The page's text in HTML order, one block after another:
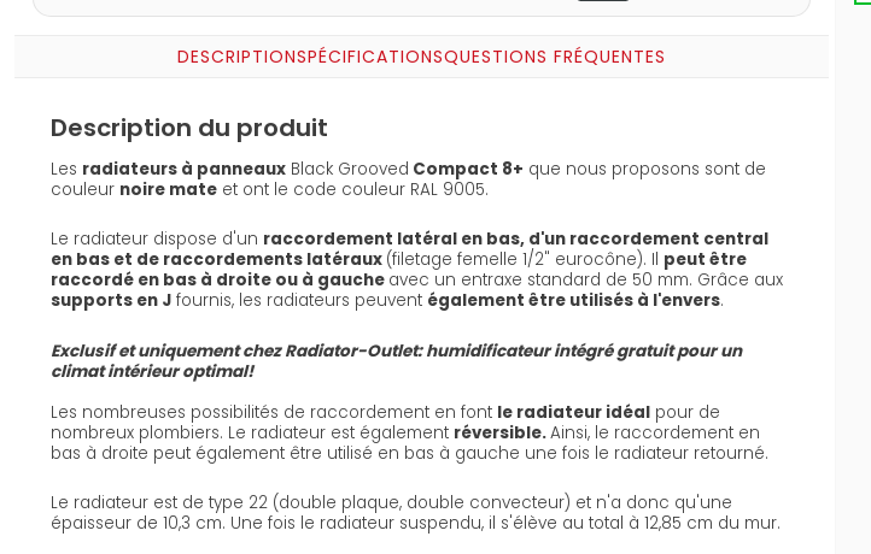
DESCRIPTIONSPÉCIFICATIONSQUESTIONS FRÉQUENTES
Description du produit
Les radiateurs à panneaux Black Grooved Compact 8+ que nous proposons sont de
couleur noire mate et ont le code couleur RAL 9005.
Le radiateur dispose d'un raccordement latéral en bas, d'un raccordement central
en bas et de raccordements latéraux (filetage femelle 1/2" eurocône). Il peut être
raccordé en bas à droite ou à gauche avec un entraxe standard de 50 mm. Grâce aux
supports en J fournis, les radiateurs peuvent également être utilisés à l'envers.
Exclusif et uniquement chez Radiator-Outlet: humidificateur intégré gratuit pour un
climat intérieur optimal!
Les nombreuses possibilités de raccordement en font le radiateur idéal pour de
nombreux plombiers. Le radiateur est également réversible.Ainsi, le raccordement en
bas à droite peut également être utilisé en bas à gauche une fois le radiateur retourné.
Le radiateur est de type 22 (double plaque, double convecteur) et n'a donc qu'une
épaisseur de 10,3 cm. Une fois le radiateur suspendu, il s'élève au total à 12,85 cm du mur.